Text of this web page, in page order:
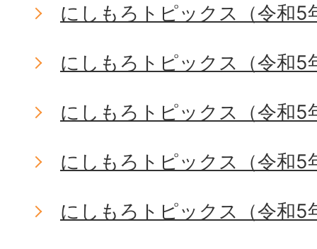
にしもろトピックス（令和5
にしもろトピックス（令和5
にしもろトピックス（令和5
にしもろトピックス（令和5
にしもろトピックス（令和5